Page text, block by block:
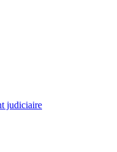
judiciaire